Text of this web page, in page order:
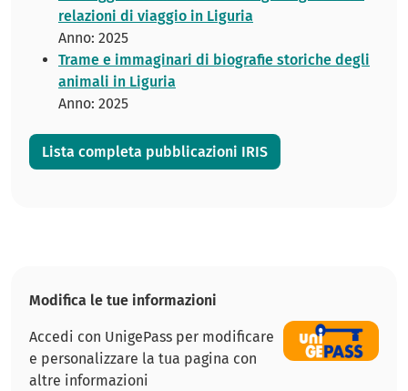
relazioni di viaggio in Liguria
Anno: 2025
Trame e immaginari di biografie storiche degli
animali in Liguria
Anno: 2025
Lista completa pubblicazioni IRIS
Modifica le tue informazioni
Accedi con UnigePass per modificare
e personalizzare la tua pagina con
altre informazioni